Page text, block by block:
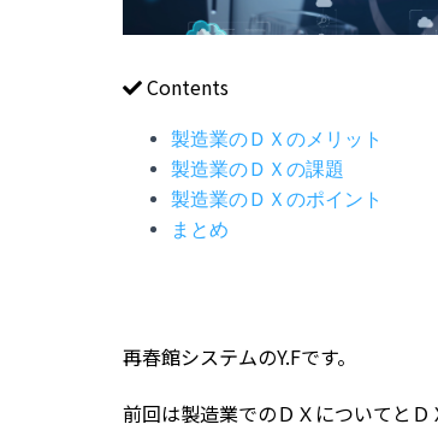
Contents
製造業のＤＸのメリット
製造業のＤＸの課題
製造業のＤＸのポイント
まとめ
再春館システムのY.Fです。
前回は製造業でのＤＸについてと